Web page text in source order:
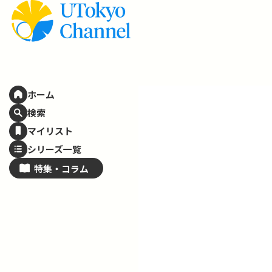
ホーム
検索
マイリスト
シリーズ一覧
特集・ コラム